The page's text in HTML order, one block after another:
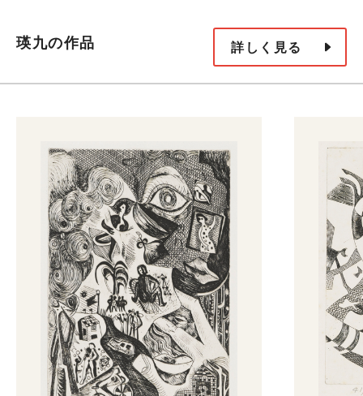
瑛九の作品 詳しく見る